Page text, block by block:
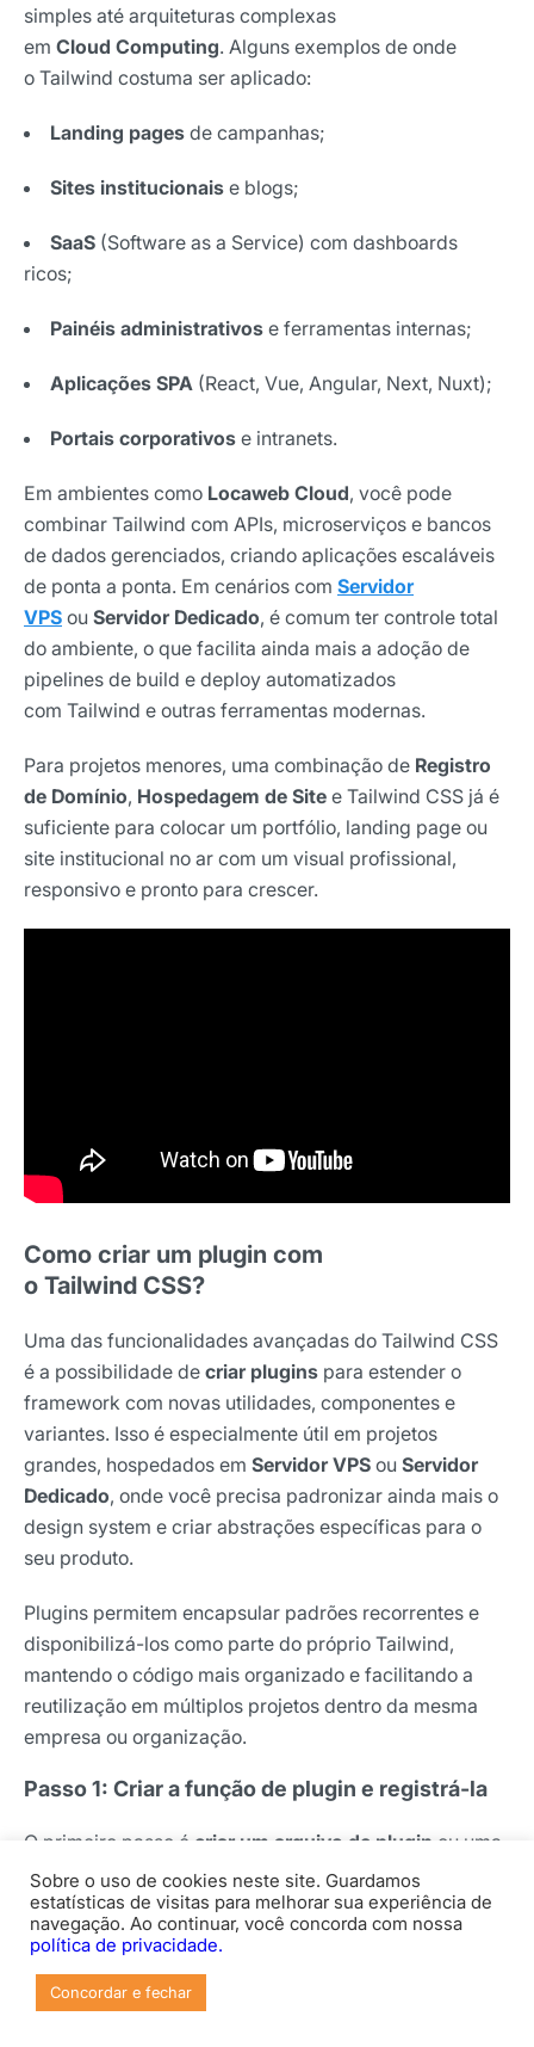
simples até arquiteturas complexas
em Cloud Computing. Alguns exemplos de onde
o Tailwind costuma ser aplicado:
Landing pages de campanhas;
Sites institucionais e blogs;
SaaS (Software as a Service) com dashboards
ricos;
Painéis administrativos e ferramentas internas;
Aplicações SPA (React, Vue, Angular, Next, Nuxt);
Portais corporativos e intranets.
Em ambientes como Locaweb Cloud, você pode
combinar Tailwind com APIs, microserviços e bancos
de dados gerenciados, criando aplicações escaláveis
de ponta a ponta. Em cenários com Servidor
VPS ou Servidor Dedicado, é comum ter controle total
do ambiente, o que facilita ainda mais a adoção de
pipelines de build e deploy automatizados
com Tailwind e outras ferramentas modernas.
Para projetos menores, uma combinação de Registro
de Domínio, Hospedagem de Site e Tailwind CSS já é
suficiente para colocar um portfólio, landing page ou
site institucional no ar com um visual profissional,
responsivo e pronto para crescer.
Como criar um plugin com
o Tailwind CSS?
Uma das funcionalidades avançadas do Tailwind CSS
é a possibilidade de criar plugins para estender o
framework com novas utilidades, componentes e
variantes. Isso é especialmente útil em projetos
grandes, hospedados em Servidor VPS ou Servidor
Dedicado, onde você precisa padronizar ainda mais o
design system e criar abstrações específicas para o
seu produto.
Plugins permitem encapsular padrões recorrentes e
disponibilizá-los como parte do próprio Tailwind,
mantendo o código mais organizado e facilitando a
reutilização em múltiplos projetos dentro da mesma
empresa ou organização.
Passo 1: Criar a função de plugin e registrá-la
O primeiro passo é criar um arquivo de plugin ou uma
função de plugin dentro do tailwind.config.js.
Normalmente, você
importa require(‘tailwindcss/plugin’) e cria uma função
componentes.
Sobre o uso de cookies neste site. Guardamos
estatísticas de visitas para melhorar sua experiência de
navegação. Ao continuar, você concorda com nossa
política de privacidade.
Concordar e fechar